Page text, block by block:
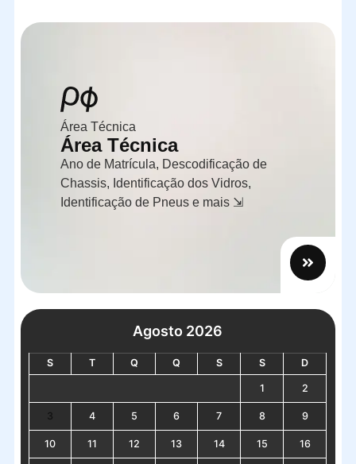
Área Técnica
Área Técnica
Ano de Matrícula, Descodificação de
Chassis, Identificação dos Vidros,
Identificação de Pneus e mais ⇲
Agosto 2026
S T Q Q S S D
1 2
3 4 5 6 7 8 9
10 11 12 13 14 15 16